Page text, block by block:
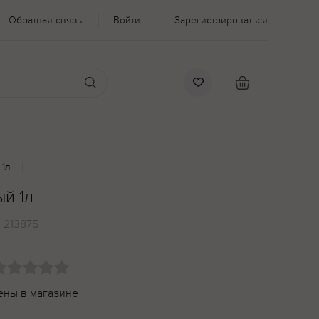
Обратная связь Войти Зарегистрироваться
1л
213875
в магазине